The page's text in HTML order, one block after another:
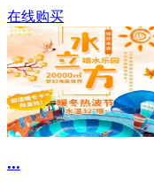
在线购买
...